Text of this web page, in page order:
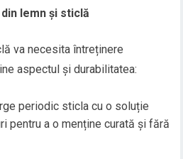
lemn și sticlă
va necesita întreținere
aspectul și durabilitatea:
periodic sticla cu o soluție
pentru a o menține curată și fără